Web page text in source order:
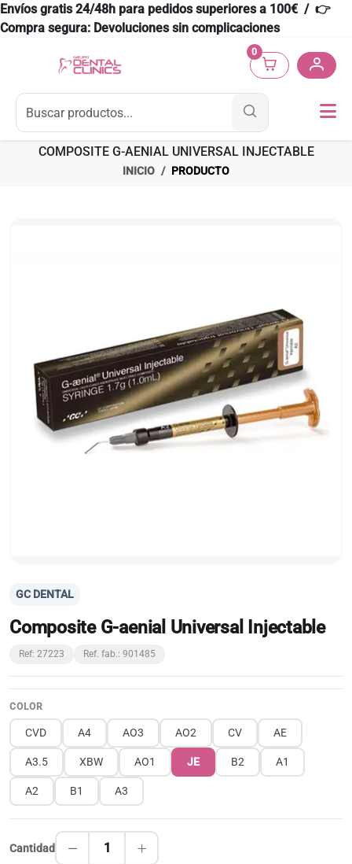
Envíos gratis 24/48h para pedidos superiores a 100€ / 👉
Compra segura: Devoluciones sin complicaciones
0
COMPOSITE G-AENIAL UNIVERSAL INJECTABLE
INICIO PRODUCTO
GC DENTAL
Composite G-aenial Universal Injectable
Ref: 27223 Ref. fab.: 901485
COLOR
CVD A4 AO3 AO2 CV AE
A3.5 XBW AO1 JE B2 A1
A2 B1 A3
Cantidad 1